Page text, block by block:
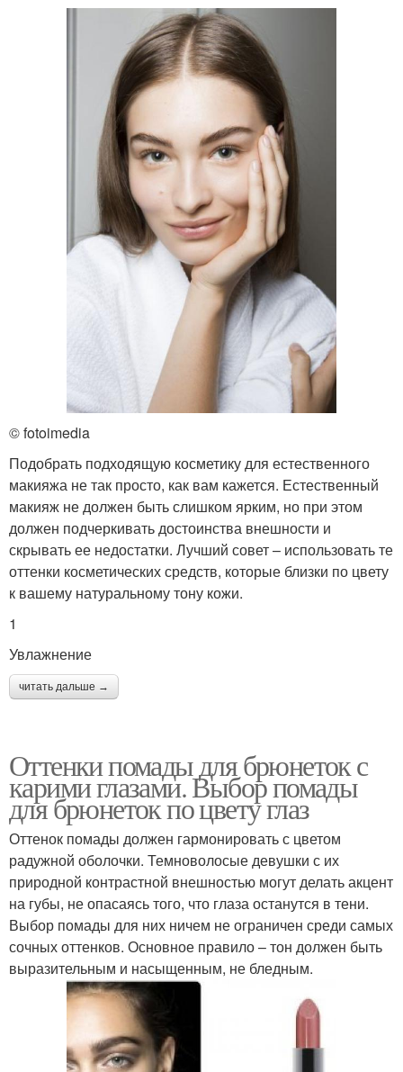
© fotoimedia
Подобрать подходящую косметику для естественного
макияжа не так просто, как вам кажется. Естественный
макияж не должен быть слишком ярким, но при этом
должен подчеркивать достоинства внешности и
скрывать ее недостатки. Лучший совет – использовать те
оттенки косметических средств, которые близки по цвету
к вашему натуральному тону кожи.
1
Увлажнение
читать дальше →
Оттенки помады для брюнеток с
карими глазами. Выбор помады
для брюнеток по цвету глаз
Оттенок помады должен гармонировать с цветом
радужной оболочки. Темноволосые девушки с их
природной контрастной внешностью могут делать акцент
на губы, не опасаясь того, что глаза останутся в тени.
Выбор помады для них ничем не ограничен среди самых
сочных оттенков. Основное правило – тон должен быть
выразительным и насыщенным, не бледным.